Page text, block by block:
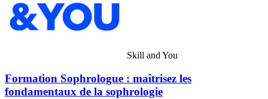
Skill and You
Formation Sophrologue : maîtrisez les
fondamentaux de la sophrologie